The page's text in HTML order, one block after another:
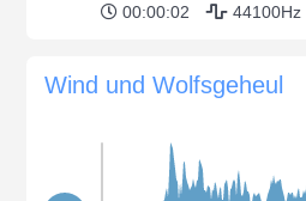
00:00:02 44100Hz
Wind und Wolfsgeheul